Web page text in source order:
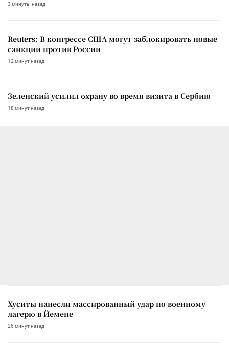
3 минуты назад
Reuters: В конгрессе США могут заблокировать новые
санкции против России
12 минут назад
Зеленский усилил охрану во время визита в Сербию
18 минут назад
Хуситы нанесли массированный удар по военному
лагерю в Йемене
26 минут назад